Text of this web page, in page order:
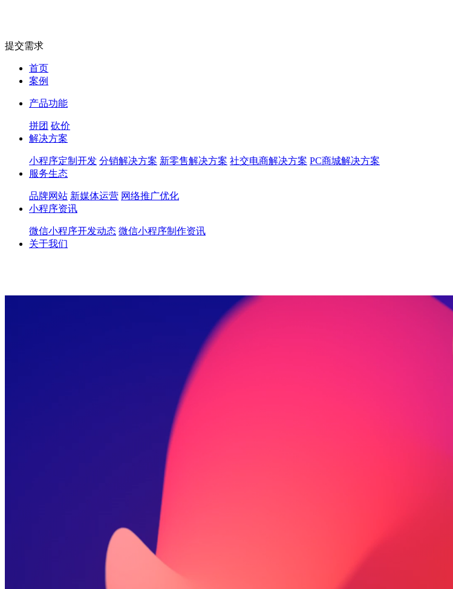
提交需求
首页
案例
产品功能
拼团 砍价
解决方案
小程序定制开发 分销解决方案 新零售解决方案 社交电商解决方案 PC商城解决方案
服务生态
品牌网站 新媒体运营 网络推广优化
小程序资讯
微信小程序开发动态 微信小程序制作资讯
关于我们